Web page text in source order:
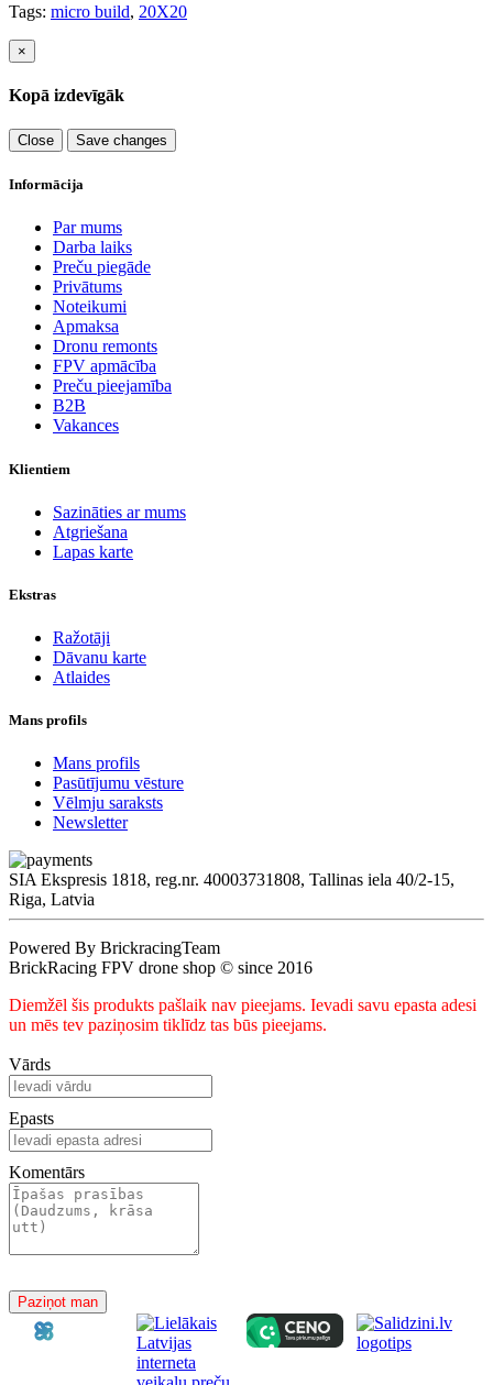
Tags: micro build, 20X20
×
Kopā izdevīgāk
Close Save changes
Informācija
Par mums
Darba laiks
Preču piegāde
Privātums
Noteikumi
Apmaksa
Dronu remonts
FPV apmācība
Preču pieejamība
B2B
Vakances
Klientiem
Sazināties ar mums
Atgriešana
Lapas karte
Ekstras
Ražotāji
Dāvanu karte
Atlaides
Mans profils
Mans profils
Pasūtījumu vēsture
Vēlmju saraksts
Newsletter
SIA Ekspresis 1818, reg.nr. 40003731808, Tallinas iela 40/2-15,
Riga, Latvia
Powered By BrickracingTeam
BrickRacing FPV drone shop © since 2016
Diemžēl šis produkts pašlaik nav pieejams. Ievadi savu epasta adesi
un mēs tev paziņosim tiklīdz tas būs pieejams.
Vārds
Epasts
Komentārs
Paziņot man